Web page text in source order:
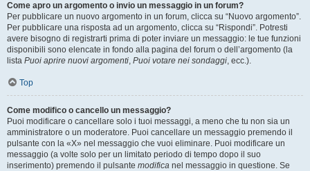
Come apro un argomento o invio un messaggio in un forum?
Per pubblicare un nuovo argomento in un forum, clicca su “Nuovo argomento”.
Per pubblicare una risposta ad un argomento, clicca su “Rispondi”. Potresti
avere bisogno di registrarti prima di poter inviare un messaggio: le tue funzioni
disponibili sono elencate in fondo alla pagina del forum o dell’argomento (la
lista Puoi aprire nuovi argomenti, Puoi votare nei sondaggi, ecc.).
Top
Come modifico o cancello un messaggio?
Puoi modificare o cancellare solo i tuoi messaggi, a meno che tu non sia un
amministratore o un moderatore. Puoi cancellare un messaggio premendo il
pulsante con la «X» nel messaggio che vuoi eliminare. Puoi modificare un
messaggio (a volte solo per un limitato periodo di tempo dopo il suo
inserimento) premendo il pulsante modifica nel messaggio in questione. Se